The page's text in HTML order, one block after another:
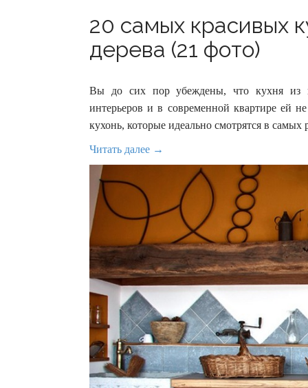
20 самых красивых
дерева (21 фото)
Вы до сих пор убеждены, что кухня из
интерьеров и в современной квартире ей
кухонь, которые идеально смотрятся в самых
Читать далее →